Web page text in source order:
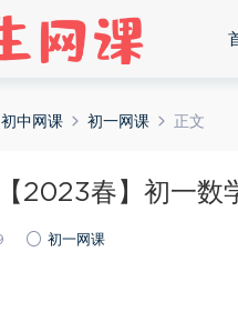
初中网课 初一网课 正文
2023春】初一数
初一网课